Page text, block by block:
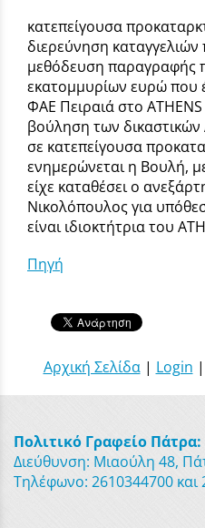
κατεπείγουσα
διερεύνηση καταγγελιών
μεθόδευση παραγραφής
εκατομμυρίων ευρώ που
ΦΑΕ Πειραιά στο ATHENS
βούληση των
σε κατεπείγουσα
ενημερώνεται η Βουλή,
είχε καταθέσει ο
Νικολόπουλος για
είναι ιδιοκτήτρια του
Πηγή
Αρχική Σελίδα| Login |
Πολιτικό Γραφείο Πάτρα:
Διεύθυνση: Μιαούλη 48,
Τηλέφωνο: 2610344700 και